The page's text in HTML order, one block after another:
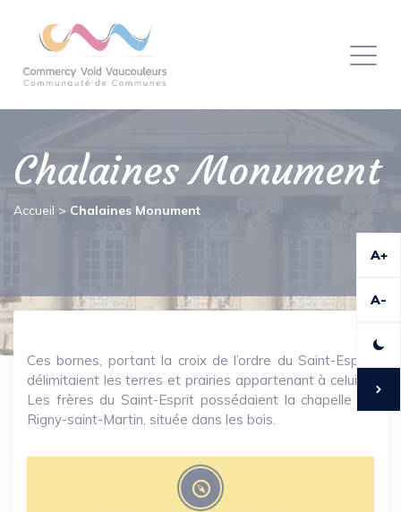
Chalaines Monument
Accueil > Chalaines Monument
Ces bornes, portant la croix de l’ordre du Saint-Esprit,
délimitaient les terres et prairies appartenant à celui-ci.
Les frères du Saint-Esprit possédaient la chapelle de
Rigny-saint-Martin, située dans les bois.
A+
A-